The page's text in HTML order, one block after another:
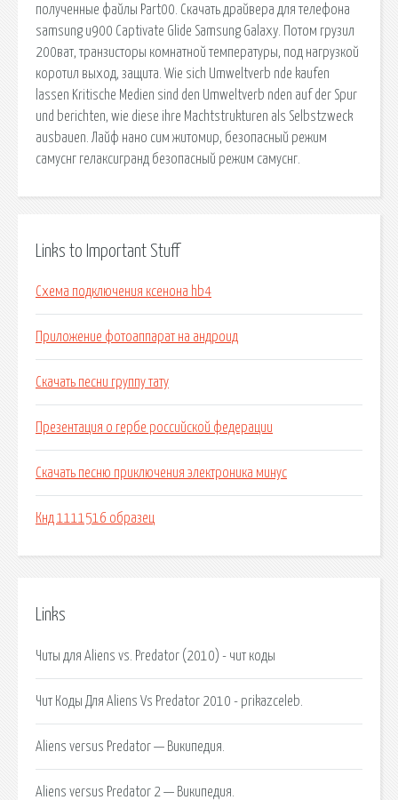
полученные файлы Part00. Скачать драйвера для телефона
samsung u900 Captivate Glide Samsung Galaxy. Потом грузил
200ват, транзисторы комнатной температуры, под нагрузкой
коротил выход, защита. Wie sich Umweltverb nde kaufen
lassen Kritische Medien sind den Umweltverb nden auf der Spur
und berichten, wie diese ihre Machtstrukturen als Selbstzweck
ausbauen. Лайф нано сим житомир, безопасный режим
самуснг гелаксигранд безопасный режим самуснг.
Links to Important Stuff
Схема подключения ксенона hb4
Приложение фотоаппарат на андроид
Скачать песни группу тату
Презентация о гербе российской федерации
Скачать песню приключения электроника минус
Кнд 1111516 образец
Links
Читы для Aliens vs. Predator (2010) - чит коды
Чит Коды Для Aliens Vs Predator 2010 - prikazceleb.
Aliens versus Predator — Википедия.
Aliens versus Predator 2 — Википедия.